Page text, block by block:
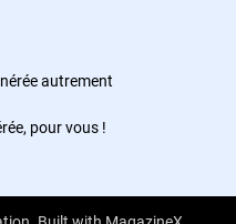
autrement
pour vous !